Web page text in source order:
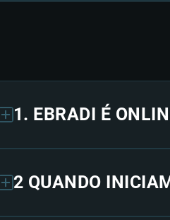
1. EBRADI É
2 QUANDO